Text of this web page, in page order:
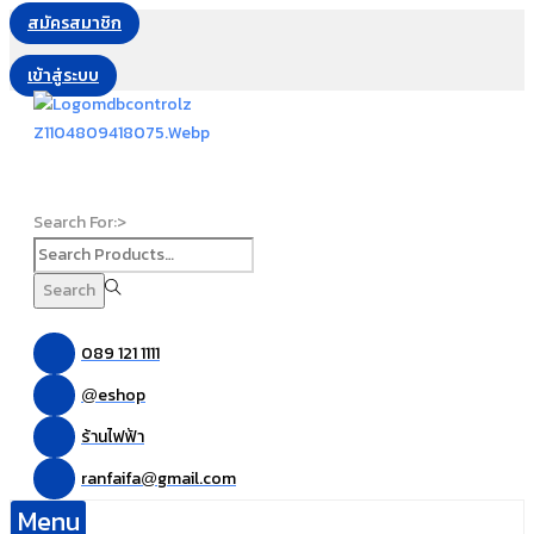
สมัครสมาชิก
เข้าสู่ระบบ
Search For:>
Search
089 121 1111
@eshop
ร้านไฟฟ้า
ranfaifa@gmail.com
Menu